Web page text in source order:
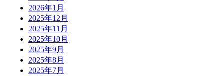
2026年1月
2025年12月
2025年11月
2025年10月
2025年9月
2025年8月
2025年7月